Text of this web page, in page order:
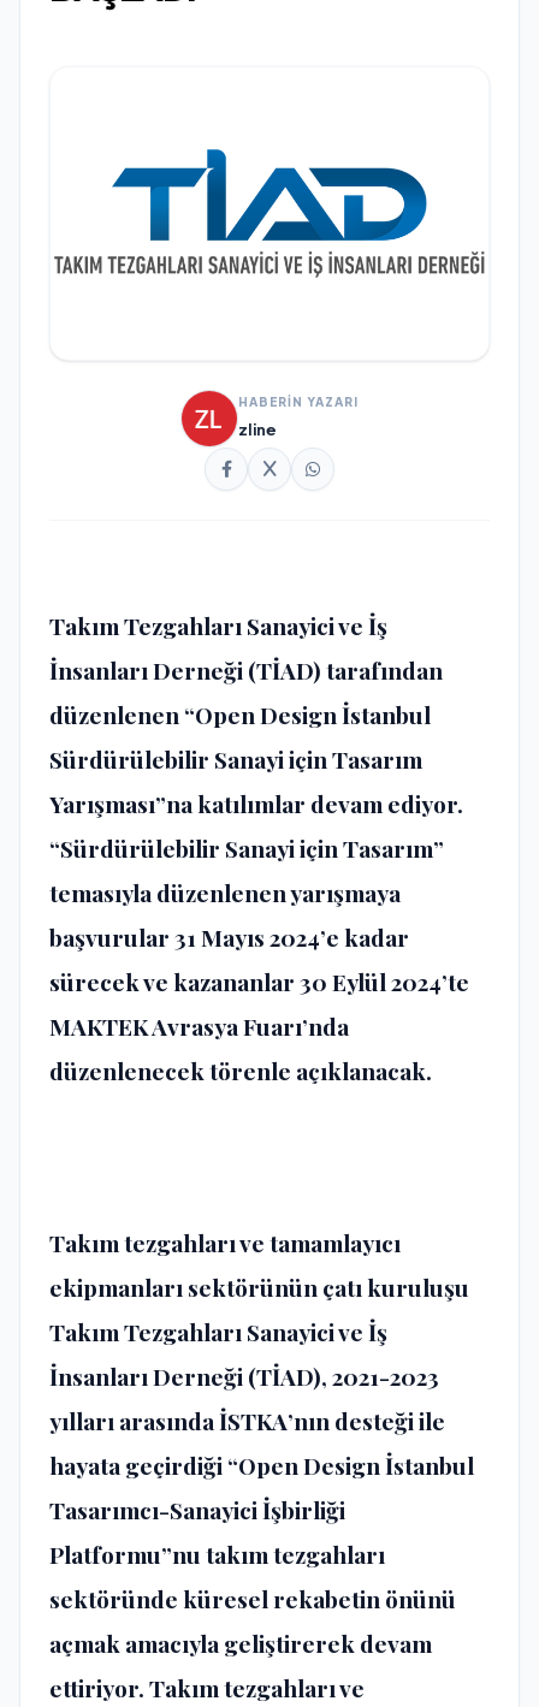
HABERİN YAZARI
zline
Takım Tezgahları Sanayici ve İş
İnsanları Derneği (TİAD) tarafından
düzenlenen “Open Design İstanbul
Sürdürülebilir Sanayi için Tasarım
Yarışması”na katılımlar devam ediyor.
“Sürdürülebilir Sanayi için Tasarım”
temasıyla düzenlenen yarışmaya
başvurular 31 Mayıs 2024’e kadar
sürecek ve kazananlar 30 Eylül 2024’te
MAKTEK Avrasya Fuarı’nda
düzenlenecek törenle açıklanacak.
Takım tezgahları ve tamamlayıcı
ekipmanları sektörünün çatı kuruluşu
Takım Tezgahları Sanayici ve İş
İnsanları Derneği (TİAD), 2021-2023
yılları arasında İSTKA’nın desteği ile
hayata geçirdiği “Open Design İstanbul
Tasarımcı-Sanayici İşbirliği
Platformu”nu takım tezgahları
sektöründe küresel rekabetin önünü
açmak amacıyla geliştirerek devam
ettiriyor. Takım tezgahları ve